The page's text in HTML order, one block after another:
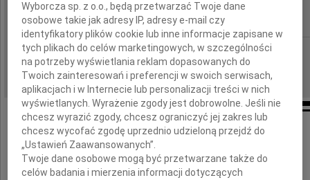
IMIĘ I NAZWISKO: Hubert Drzeniek
REGION: Wrocław
DATA EMISJI: 16.05.2017
Podziękowanie
Dziekanowi i Pracownikom
Wyborcza sp. z o.o., będą przetwarzać Twoje dane
osobowe takie jak adresy IP, adresy e-mail czy
identyfikatory plików cookie lub inne informacje zapisane w
tych plikach do celów marketingowych, w szczególności
na potrzeby wyświetlania reklam dopasowanych do
Twoich zainteresowań i preferencji w swoich serwisach,
aplikacjach i w Internecie lub personalizacji treści w nich
wyświetlanych. Wyrażenie zgody jest dobrowolne. Jeśli nie
chcesz wyrazić zgody, chcesz ograniczyć jej zakres lub
chcesz wycofać zgodę uprzednio udzieloną przejdź do
„Ustawień Zaawansowanych”.
Twoje dane osobowe mogą być przetwarzane także do
celów badania i mierzenia informacji dotyczących